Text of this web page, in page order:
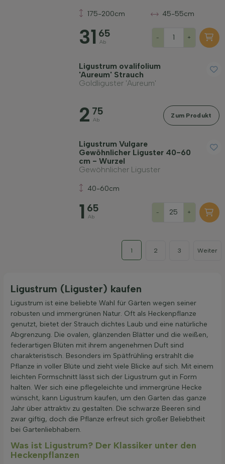
175-200cm 45-55cm
31 65
Ab
- +
Ligustrum ovalifolium
'Aureum' Strauch
Goldliguster 'Aureum'
2 75
Ab
Zum Produkt
Ligustrum Vulgare
Gewöhnlicher Liguster 40-60
cm - Wurzel
Gewöhnlicher Liguster
40-60cm
1 65
Ab
- +
1 2 3 Weiter
Ligustrum (Liguster) kaufen
Ligustrum ist eine beliebte Wahl für Gärten wegen seiner
robusten und immergrünen Natur. Oft als Heckenpflanze
genutzt, bietet der Strauch dichtes Laub und eine natürliche
Abgrenzung. Die ovalen, glänzenden Blätter und die weißen,
federartigen Blüten mit ihrem angenehmen Duft sind
charakteristisch. Besonders im Spätfrühling erstrahlt die
Pflanze in voller Blüte und zieht viele Blicke auf sich. Mit einem
leichten Formschnitt lässt sich der Ligustrum gut in Form
halten. Wer sich eine pflegeleichte und immergrüne Hecke
wünscht, kann Ligustrum kaufen, um den Garten das ganze
Jahr über attraktiv zu gestalten. Die schwarze Beeren sind
zwar giftig, doch die Pflanze erfreut sich großer Beliebtheit
bei Gartenliebhabern.
Was ist Ligustrum? Der Klassiker unter den
Heckenpflanzen